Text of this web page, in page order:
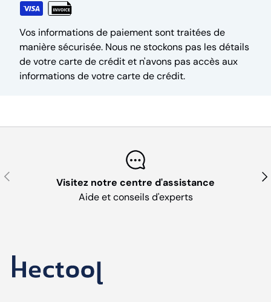
Vos informations de paiement sont traitées de
manière sécurisée. Nous ne stockons pas les détails
de votre carte de crédit et n'avons pas accès aux
informations de votre carte de crédit.
Précédent
Visitez notre centre d'assistance
Aide et conseils d'experts